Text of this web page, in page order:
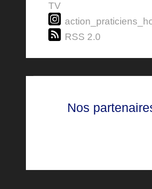
TV
RSS 2.0
Nos